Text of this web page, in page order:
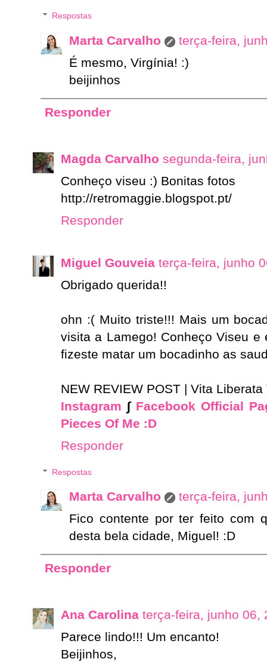
Respostas
Marta Carvalho
terça-feira,
É mesmo, Virgínia! :)
beijinhos
Responder
Magda Carvalho segunda-feira,
Conheço viseu :) Bonitas fotos
http://retromaggie.blogspot.pt/
Responder
Miguel Gouveia terça-feira, junho
Obrigado querida!!
ohn :( Muito triste!!! Mais um
visita a Lamego! Conheço Viseu
fizeste matar um bocadinho as
NEW REVIEW POST | Vita
Instagram ∫ Facebook Official
Pieces Of Me :D
Responder
Respostas
Marta Carvalho
terça-feira,
Fico contente por ter feito com
desta bela cidade, Miguel! :D
Responder
Ana Carolina terça-feira, junho 06,
Parece lindo!!! Um encanto!
Beijinhos,